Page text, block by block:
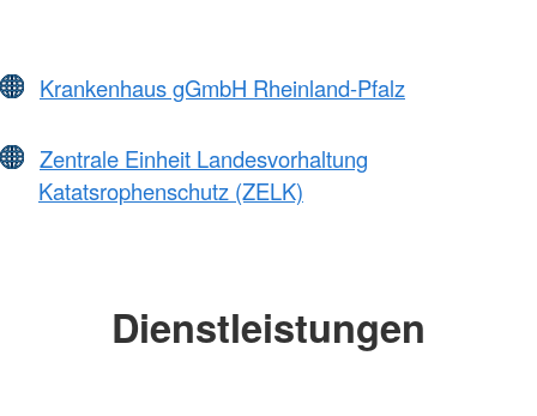
Krankenhaus gGmbH Rheinland-Pfalz
Zentrale Einheit Landesvorhaltung
Katatsrophenschutz (ZELK)
Dienstleistungen